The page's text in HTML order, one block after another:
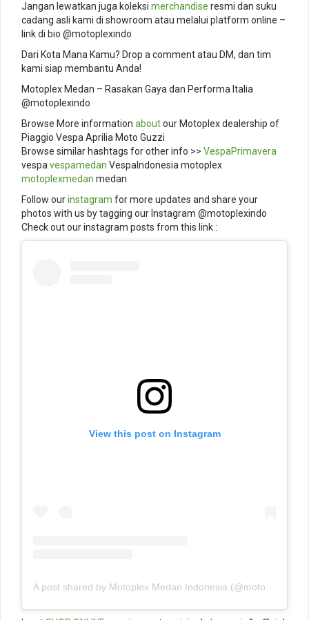
Jangan lewatkan juga koleksi merchandise resmi dan suku
cadang asli kami di showroom atau melalui platform online –
link di bio @motoplexindo
Dari Kota Mana Kamu? Drop a comment atau DM, dan tim
kami siap membantu Anda!
Motoplex Medan – Rasakan Gaya dan Performa Italia
@motoplexindo
Browse More information aboutour Motoplex dealership of
Piaggio Vespa Aprilia Moto Guzzi
Browse similar hashtags for other info >> VespaPrimavera
vespa vespamedan VespaIndonesia motoplex
motoplexmedan medan
Follow ourinstagram for more updates and share your
photos with us by tagging our Instagram @motoplexindo
Check out our instagram posts from this link :
View this post on Instagram
A post shared by Motoplex Medan Indonesia (@motoplexindo)